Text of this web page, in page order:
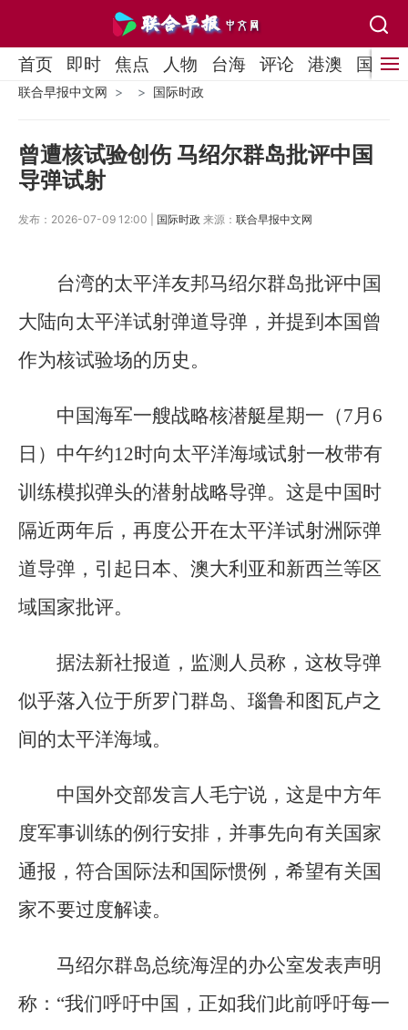
首页 即时 焦点 人物 台海 评论 港澳 国际
联合早报中文网 国际时政
曾遭核试验创伤 马绍尔群岛批评中国
导弹试射
发布：2026-07-09 12:00 | 国际时政 来源： 联合早报中文网
台湾的太平洋友邦马绍尔群岛批评中国
大陆向太平洋试射弹道导弹，并提到本国曾
作为核试验场的历史。
中国海军一艘战略核潜艇星期一（7月6
日）中午约12时向太平洋海域试射一枚带有
训练模拟弹头的潜射战略导弹。这是中国时
隔近两年后，再度公开在太平洋试射洲际弹
道导弹，引起日本、澳大利亚和新西兰等区
域国家批评。
据法新社报道，监测人员称，这枚导弹
似乎落入位于所罗门群岛、瑙鲁和图瓦卢之
间的太平洋海域。
中国外交部发言人毛宁说，这是中方年
度军事训练的例行安排，并事先向有关国家
通报，符合国际法和国际惯例，希望有关国
家不要过度解读。
马绍尔群岛总统海涅的办公室发表声明
称：“我们呼吁中国，正如我们此前呼吁每一